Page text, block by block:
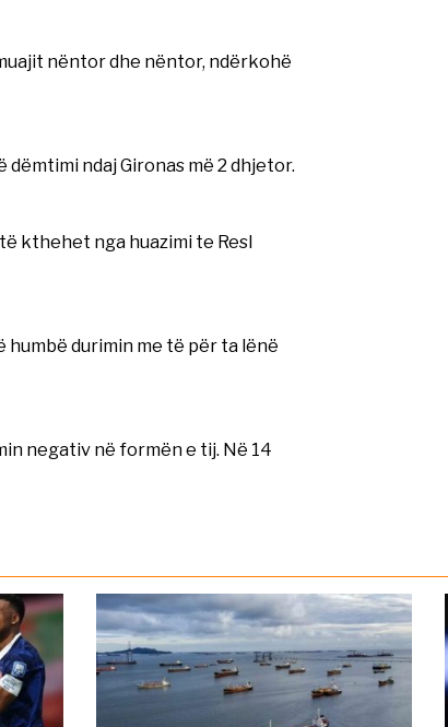
nëntor dhe nëntor, ndërkohë
ndaj Gironas më 2 dhjetor.
kthehet nga huazimi te Resl
durimin me të për ta lënë
negativ në formën e tij. Në 14